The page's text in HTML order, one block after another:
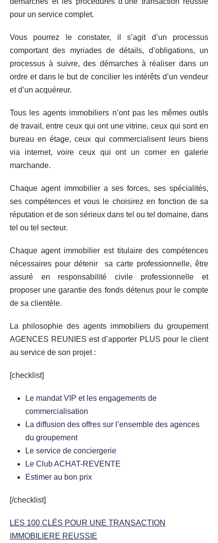
pour un service complet.
Vous pourrez le constater, il s’agit d’un processus
comportant des myriades de détails, d’obligations, un
processus à suivre, des démarches à réaliser dans un
ordre et dans le but de concilier les intérêts d’un vendeur
et d’un acquéreur.
Tous les agents immobiliers n’ont pas les mêmes outils
de travail, entre ceux qui ont une vitrine, ceux qui sont en
bureau en étage, ceux qui commercialisent leurs biens
via internet, voire ceux qui ont un corner en galerie
marchande.
Chaque agent immobilier a ses forces, ses spécialités,
ses compétences et vous le choisirez en fonction de sa
réputation et de son sérieux dans tel ou tel domaine, dans
tel ou tel secteur.
Chaque agent immobilier est titulaire des compétences
nécessaires pour détenir sa carte professionnelle, être
assuré en responsabilité civile professionnelle et
proposer une garantie des fonds détenus pour le compte
de sa clientèle.
La philosophie des agents immobiliers du groupement
AGENCES REUNIES est d’apporter PLUS pour le client
au service de son projet :
[checklist]
Le mandat VIP et les engagements de
commercialisation
La diffusion des offres sur l’ensemble des agences
du groupement
Le service de conciergerie
Le Club ACHAT-REVENTE
Estimer au bon prix
[/checklist]
LES 100 CLÉS POUR UNE TRANSACTION
IMMOBILIERE REUSSIE